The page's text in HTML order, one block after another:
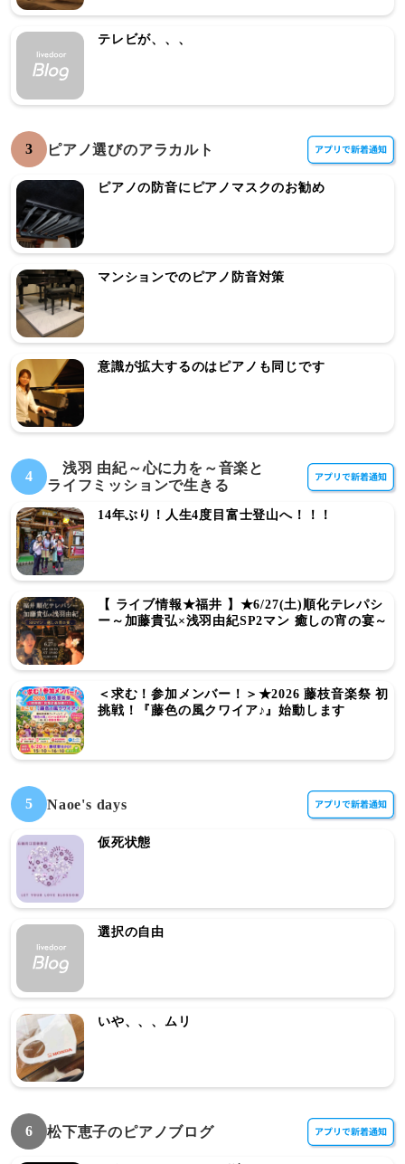
テレビが、、、
3 ピアノ選びのアラカルト
ピアノの防音にピアノマスクのお勧め
マンションでのピアノ防音対策
意識が拡大するのはピアノも同じです
4
浅羽 由紀～心に力を～音楽と
ライフミッションで生きる
14年ぶり！人生4度目富士登山へ！！！
【 ライブ情報★福井 】★6/27(土)順化テレパシ
ー～加藤貴弘×浅羽由紀SP2マン 癒しの宵の宴～
＜求む！参加メンバー！＞★2026 藤枝音楽祭 初
挑戦！『藤色の風クワイア♪』始動します
5 Naoe's days
仮死状態
選択の自由
いや、、、ムリ
6 松下恵子のピアノブログ